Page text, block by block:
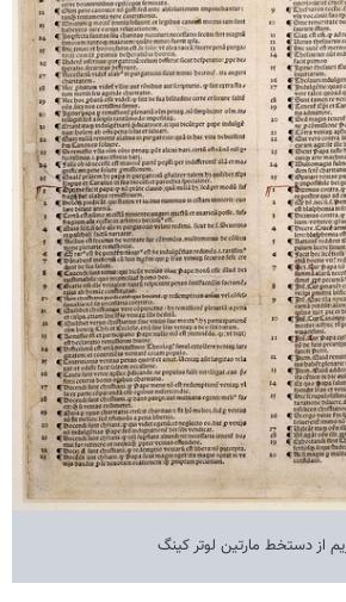
از دستخط مارتین لوتر کینگ